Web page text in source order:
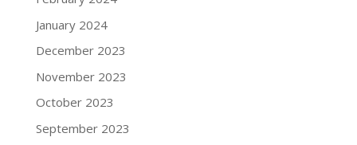
January 2024
December 2023
November 2023
October 2023
September 2023